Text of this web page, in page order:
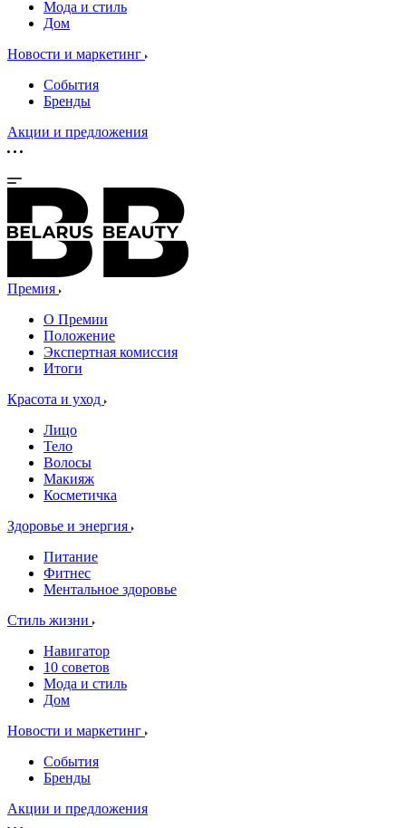
Мода и стиль
Дом
Новости и маркетинг
События
Бренды
Акции и предложения
Премия
О Премии
Положение
Экспертная комиссия
Итоги
Красота и уход
Лицо
Тело
Волосы
Макияж
Косметичка
Здоровье и энергия
Питание
Фитнес
Ментальное здоровье
Стиль жизни
Навигатор
10 советов
Мода и стиль
Дом
Новости и маркетинг
События
Бренды
Акции и предложения